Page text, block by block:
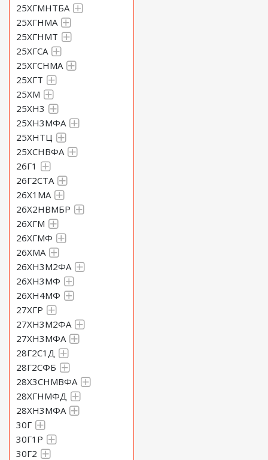
25ХГМНТБА
25ХГНМА
25ХГНМТ
25ХГСА
25ХГСНМА
25ХГТ
25ХМ
25ХН3
25ХН3МФА
25ХНТЦ
25ХСНВФА
26Г1
26Г2СТА
26Х1МА
26Х2НВМБР
26ХГМ
26ХГМФ
26ХМА
26ХН3М2ФА
26ХН3МФ
26ХН4МФ
27ХГР
27ХН3М2ФА
27ХН3МФА
28Г2С1Д
28Г2СФБ
28Х3СНМВФА
28ХГНМФД
28ХН3МФА
30Г
30Г1Р
30Г2